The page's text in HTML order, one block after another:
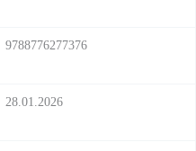
9788776277376
28.01.2026